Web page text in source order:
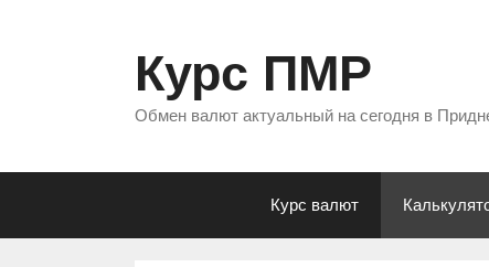
Курс ПМР
Обмен валют актуальный на сегодня в
Курс валют